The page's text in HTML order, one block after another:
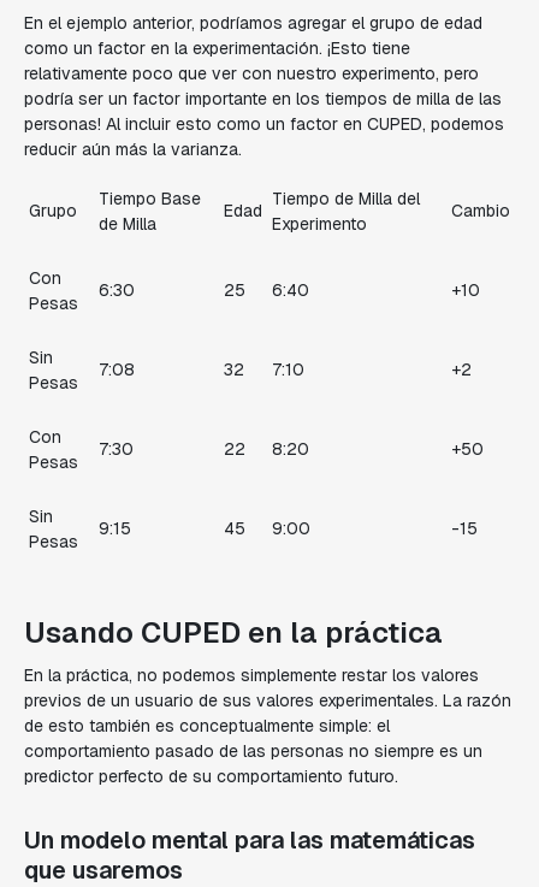
En el ejemplo anterior, podríamos agregar el grupo de edad
como un factor en la experimentación. ¡Esto tiene
relativamente poco que ver con nuestro experimento, pero
podría ser un factor importante en los tiempos de milla de las
personas! Al incluir esto como un factor en CUPED, podemos
reducir aún más la varianza.
Grupo
Tiempo Base
de Milla
Edad
Tiempo de Milla del
Experimento
Cambio
Con
Pesas
6:30 25 6:40 +10
Sin
Pesas
7:08 32 7:10 +2
Con
Pesas
7:30 22 8:20 +50
Sin
Pesas
9:15 45 9:00 -15
Usando CUPED en la práctica
En la práctica, no podemos simplemente restar los valores
previos de un usuario de sus valores experimentales. La razón
de esto también es conceptualmente simple: el
comportamiento pasado de las personas no siempre es un
predictor perfecto de su comportamiento futuro.
Un modelo mental para las matemáticas
que usaremos